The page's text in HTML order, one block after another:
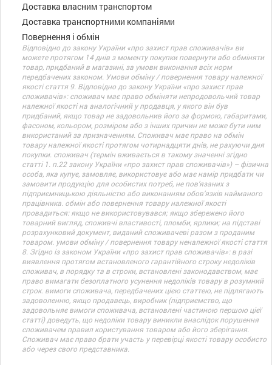
Доставка власним транспортом
Доставка транспортними компаніями
Повернення і обмін
Відповідно до закону України «про захист прав споживачів» ви
можете протягом 14 днів з моменту покупки повернути або обміняти
товар, придбаний в магазині, за умови виконання всіх норм
передбачених законом. Умови обміну / повернення товару належної
якості стаття 9. Відповідно до закону України «про захист прав
споживачів»: споживач має право обміняти непродовольчий товар
належної якості на аналогічний у продавця, у якого він був
придбаний, якщо товар не задовольнив його за формою, габаритами,
фасоном, кольором, розміром або з інших причин не може бути ним
використаний за призначенням. Споживач має право на обмін
товару належної якості протягом чотирнадцяти днів, не рахуючи дня
покупки. споживач (термін вживається в такому значенні згідно
статті 1. п.22 закону України «про захист прав споживачів») – фізична
особа, яка купує, замовляє, використовує або має намір придбати чи
замовити продукцію для особистих потреб, не пов’язаних з
підприємницькою діяльністю або виконанням обов’язків найманого
працівника. обмін або повернення товару належної якості
провадиться: якщо не використовувався; якщо збережено його
товарний вигляд, споживчі властивості, пломби, ярлики; на підставі
розрахунковий документ, виданий споживачеві разом з проданим
товаром. умови обміну / повернення товару неналежної якості стаття
8. Згідно із законом України «про захист прав споживачів»: в разі
виявлення протягом встановленого гарантійного строку недоліків
споживач, в порядку та в строки, встановлені законодавством, має
право вимагати безоплатного усунення недоліків товару в розумний
строк. вимоги споживача, передбачених цією статтею, не підлягають
задоволенню, якщо продавець, виробник (підприємство, що
задовольняє вимоги споживача, встановлені частиною першою цієї
статті) доведуть, що недоліки товару виникли внаслідок порушення
споживачем правил користування товаром або його зберігання.
Споживач має право брати участь у перевірці якості товару особисто
або через свого представника.